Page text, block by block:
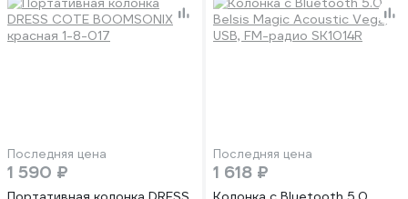
Последняя цена
1 590 ₽
Последняя цена
1 618 ₽